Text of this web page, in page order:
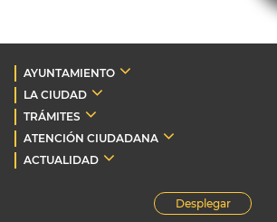
AYUNTAMIENTO
LA CIUDAD
TRÁMITES
ATENCIÓN CIUDADANA
ACTUALIDAD
Desplegar